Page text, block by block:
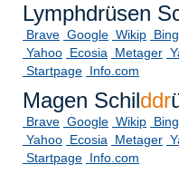
Lymphdrüsen
Brave Google Wikip Bing
Yahoo Ecosia Metager
Startpage Info.com
Magen Schilddr
Brave Google Wikip Bing
Yahoo Ecosia Metager
Startpage Info.com